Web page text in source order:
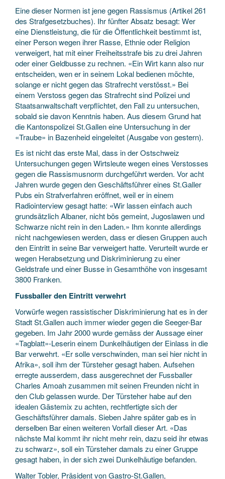
Eine dieser Normen ist jene gegen Rassismus (Artikel 261
des Strafgesetzbuches). Ihr fünfter Absatz besagt: Wer
eine Dienstleistung, die für die Öffentlichkeit bestimmt ist,
einer Person wegen ihrer Rasse, Ethnie oder Religion
verweigert, hat mit einer Freiheitsstrafe bis zu drei Jahren
oder einer Geldbusse zu rechnen. «Ein Wirt kann also nur
entscheiden, wen er in seinem Lokal bedienen möchte,
solange er nicht gegen das Strafrecht verstösst.» Bei
einem Verstoss gegen das Strafrecht sind Polizei und
Staatsanwaltschaft verpflichtet, den Fall zu untersuchen,
sobald sie davon Kenntnis haben. Aus diesem Grund hat
die Kantonspolizei St.Gallen eine Untersuchung in der
«Traube» in Bazenheid eingeleitet (Ausgabe von gestern).
Es ist nicht das erste Mal, dass in der Ostschweiz
Untersuchungen gegen Wirtsleute wegen eines Verstosses
gegen die Rassismusnorm durchgeführt werden. Vor acht
Jahren wurde gegen den Geschäftsführer eines St.Galler
Pubs ein Strafverfahren eröffnet, weil er in einem
Radiointerview gesagt hatte: «Wir lassen einfach auch
grundsätzlich Albaner, nicht bös gemeint, Jugoslawen und
Schwarze nicht rein in den Laden.» Ihm konnte allerdings
nicht nachgewiesen werden, dass er diesen Gruppen auch
den Eintritt in seine Bar verweigert hatte. Verurteilt wurde er
wegen Herabsetzung und Diskriminierung zu einer
Geldstrafe und einer Busse in Gesamthöhe von insgesamt
3800 Franken.
Fussballer den Eintritt verwehrt
Vorwürfe wegen rassistischer Diskriminierung hat es in der
Stadt St.Gallen auch immer wieder gegen die Seeger-Bar
gegeben. Im Jahr 2000 wurde gemäss der Aussage einer
«Tagblatt»-Leserin einem Dunkelhäutigen der Einlass in die
Bar verwehrt. «Er solle verschwinden, man sei hier nicht in
Afrika», soll ihm der Türsteher gesagt haben. Aufsehen
erregte ausserdem, dass ausgerechnet der Fussballer
Charles Amoah zusammen mit seinen Freunden nicht in
den Club gelassen wurde. Der Türsteher habe auf den
idealen Gästemix zu achten, rechtfertigte sich der
Geschäftsführer damals. Sieben Jahre später gab es in
derselben Bar einen weiteren Vorfall dieser Art. «Das
nächste Mal kommt ihr nicht mehr rein, dazu seid ihr etwas
zu schwarz», soll ein Türsteher damals zu einer Gruppe
gesagt haben, in der sich zwei Dunkelhäutige befanden.
Walter Tobler, Präsident von Gastro-St.Gallen,